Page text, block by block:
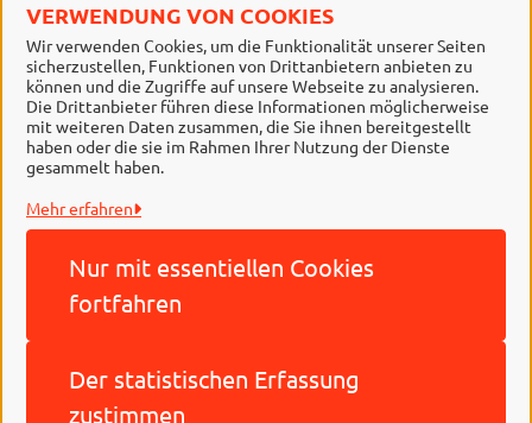
VERWENDUNG VON COOKIES
Wir verwenden Cookies, um die Funktionalität unserer Seiten
sicherzustellen, Funktionen von Drittanbietern anbieten zu
können und die Zugriffe auf unsere Webseite zu analysieren.
Die Drittanbieter führen diese Informationen möglicherweise
mit weiteren Daten zusammen, die Sie ihnen bereitgestellt
haben oder die sie im Rahmen Ihrer Nutzung der Dienste
gesammelt haben.
Mehr erfahren
Nur mit essentiellen Cookies
fortfahren
Der statistischen Erfassung
zustimmen
Behördennummer 115
Stadt Braunschweig
Alle Rechte vorbehalten
Datenschutzerklärung